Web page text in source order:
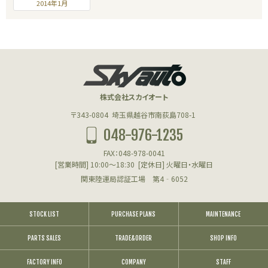
2014年1月
株式会社スカイオート
〒343-0804 埼玉県越谷市南荻島708-1
048-976-1235
FAX：048-978-0041
[営業時間] 10:00～18:30 [定休日] 火曜日・水曜日
関東陸運局認証工場 第4‐6052
STOCK LIST PURCHASE PLANS MAINTENANCE
PARTS SALES TRADE&ORDER SHOP INFO
FACTORY INFO COMPANY STAFF